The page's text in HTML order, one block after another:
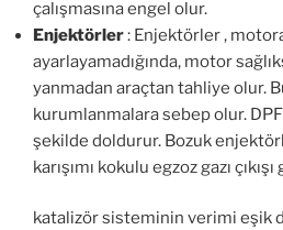
çalışmasına engel olur.
Enjektörler: Enjektörler ,
ayarlayamadığında, motor
yanmadan araçtan tahliye olur.
kurumlanmalara sebep olur.
şekilde doldurur. Bozuk
karışımı kokulu egzoz gazı
katalizör sisteminin verimi eşik